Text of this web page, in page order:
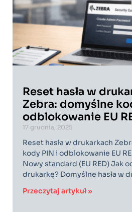
Reset hasła w
Zebra: domyślne
odblokowanie EU
17 grudnia, 2025
Reset hasła w drukarkach
kody PIN i odblokowanie EU
Nowy standard (EU RED) Jak
drukarkę? Domyślne hasła w
Przeczytaj artykuł »